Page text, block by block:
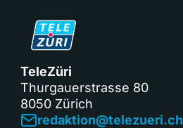
TeleZüri
Thurgauerstrasse 80
8050 Zürich
redaktion@telezueri.ch